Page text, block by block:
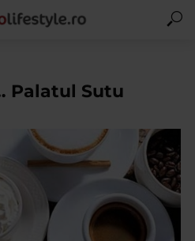
Palatul Sutu